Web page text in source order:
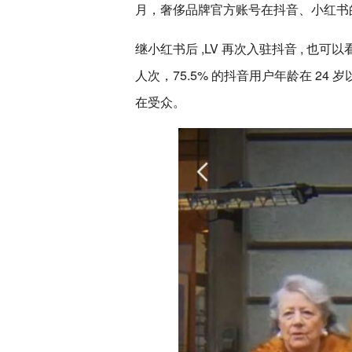
月，奢侈品牌官方账号在抖音、小红
继小红书后 ,LV 再次入驻抖音 , 也可
人次，75.5% 的抖音用户年龄在 24
在受众。